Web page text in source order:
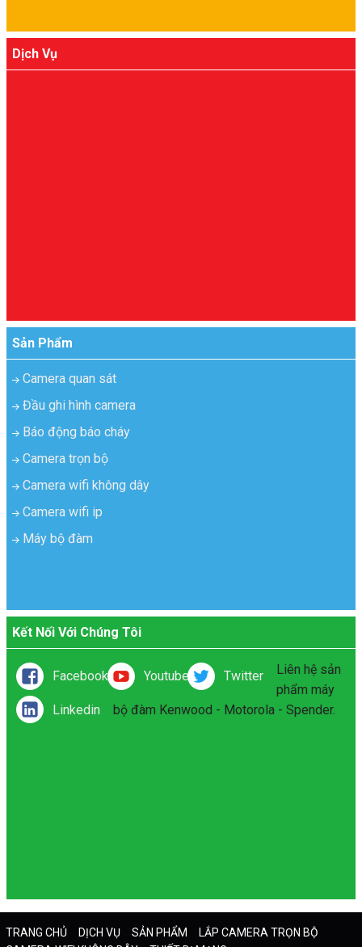
Dịch Vụ
Sản Phẩm
Camera quan sát
Đầu ghi hình camera
Báo động báo cháy
Camera trọn bộ
Camera wifi không dây
Camera wifi ip
Máy bộ đàm
Kết Nối Với Chúng Tôi
Facebook Youtube Twitter
Linkedin
Liên hệ sản
phẩm máy
bộ đàm Kenwood - Motorola - Spender.
TRANG CHỦ DỊCH VỤ SẢN PHẨM
LẮP CAMERA TRỌN BỘ